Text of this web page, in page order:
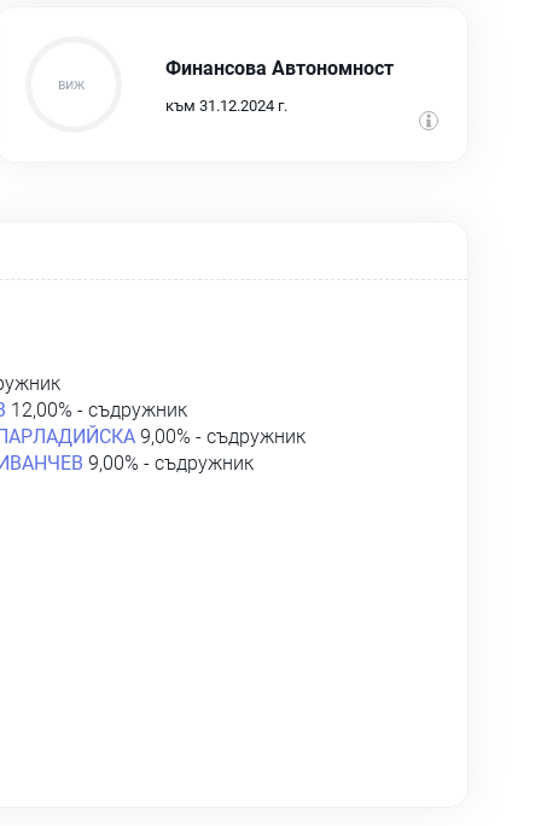
Финансова Автономност
към 31.12.2024 г.
12,00% - съдружник
9,00% - съдружник
9,00% - съдружник